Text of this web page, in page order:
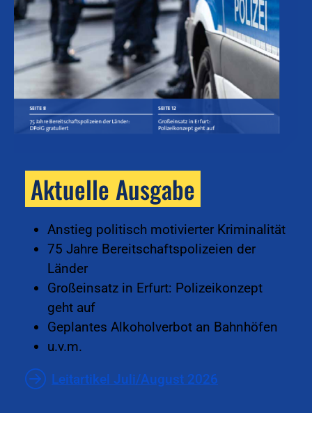
Aktuelle Ausgabe
Anstieg politisch motivierter Kriminalität
75 Jahre Bereitschaftspolizeien der
Länder
Großeinsatz in Erfurt: Polizeikonzept
geht auf
Geplantes Alkoholverbot an Bahnhöfen
u.v.m.
Leitartikel Juli/August 2026